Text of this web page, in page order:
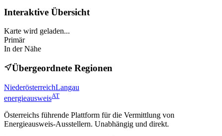
Interaktive Übersicht
Karte wird geladen...
Primär
In der Nähe
Übergeordnete Regionen
NiederösterreichLangau
energieausweisAT
Österreichs führende Plattform für die Vermittlung von
Energieausweis-Ausstellern. Unabhängig und direkt.